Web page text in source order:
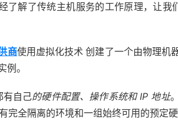
了解了传统主机服务的工作原理，让
商使用虚拟化技术 创建了一个由物理机
例。
有自己的硬件配置、操作系统和 IP 地址
完全隔离的环境和一组始终可用的预定硬